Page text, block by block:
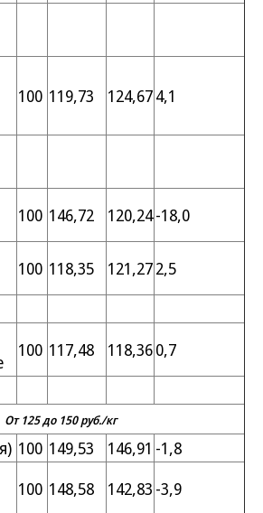
100 119,73 124,674,1
100 146,72 120,24-18,0
100 118,35 121,272,5
100 117,48 118,360,7
От 125 до 150 руб./кг
100 149,53 146,91 -1,8
100 148,58 142,83 -3,9